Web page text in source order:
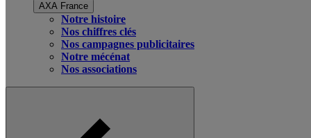
AXA France
Notre histoire
Nos chiffres clés
Nos campagnes publicitaires
Notre mécénat
Nos associations